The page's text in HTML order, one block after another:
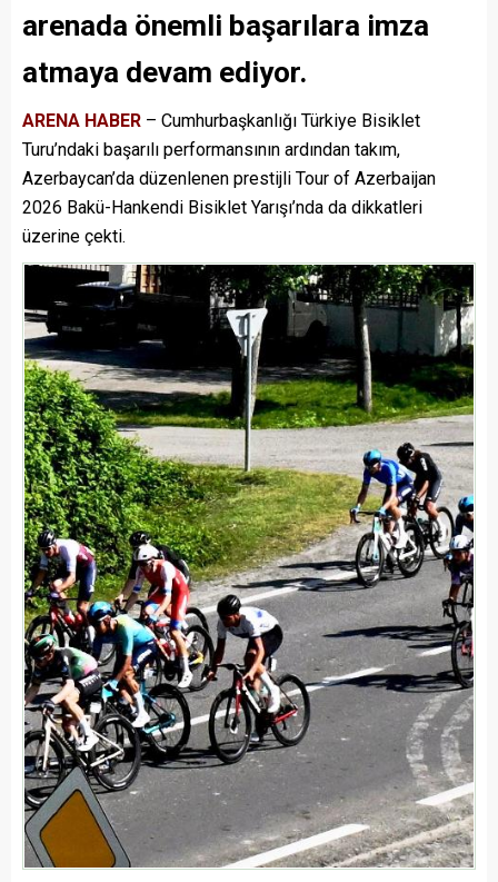
arenada önemli başarılara imza
atmaya devam ediyor.
ARENA HABER – Cumhurbaşkanlığı Türkiye Bisiklet
Turu’ndaki başarılı performansının ardından takım,
Azerbaycan’da düzenlenen prestijli Tour of Azerbaijan
2026 Bakü-Hankendi Bisiklet Yarışı’nda da dikkatleri
üzerine çekti.